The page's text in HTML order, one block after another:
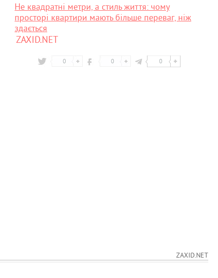
Не квадратні метри, а стиль життя: чому
просторі квартири мають більше переваг, ніж
здається
ZAXID.NET
0 0 0
ZAXID.NET